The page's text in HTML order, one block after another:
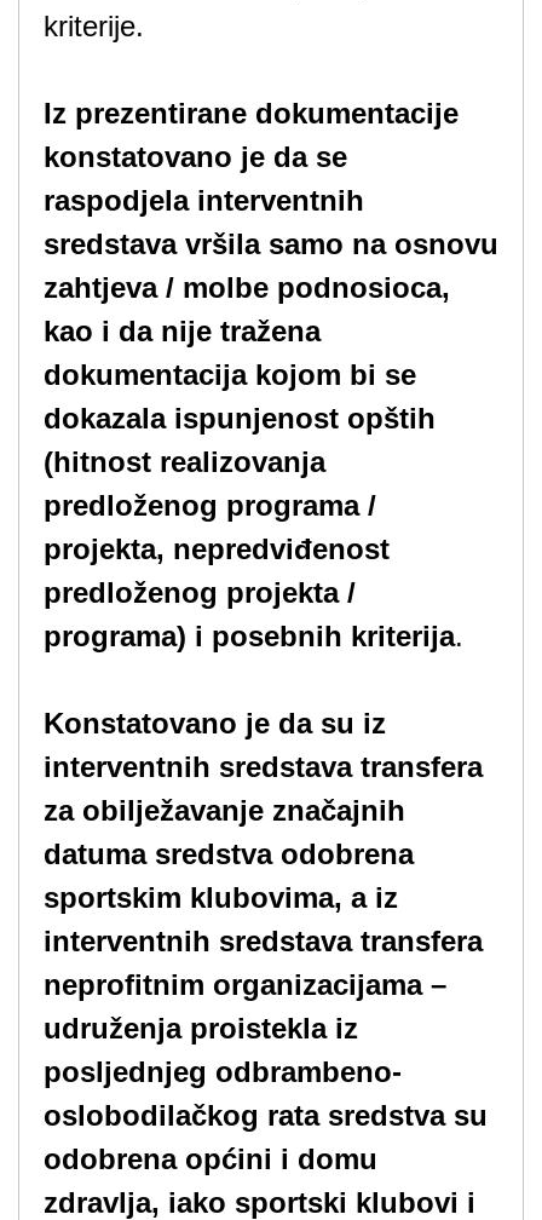
kriterije.
Iz prezentirane dokumentacije
konstatovano je da se
raspodjela interventnih
sredstava vršila samo na osnovu
zahtjeva / molbe podnosioca,
kao i da nije tražena
dokumentacija kojom bi se
dokazala ispunjenost opštih
(hitnost realizovanja
predloženog programa /
projekta, nepredviđenost
predloženog projekta /
programa) i posebnih kriterija.
Konstatovano je da su iz
interventnih sredstava transfera
za obilježavanje značajnih
datuma sredstva odobrena
sportskim klubovima, a iz
interventnih sredstava transfera
neprofitnim organizacijama –
udruženja proistekla iz
posljednjeg odbrambeno-
oslobodilačkog rata sredstva su
odobrena općini i domu
zdravlja, iako sportski klubovi i